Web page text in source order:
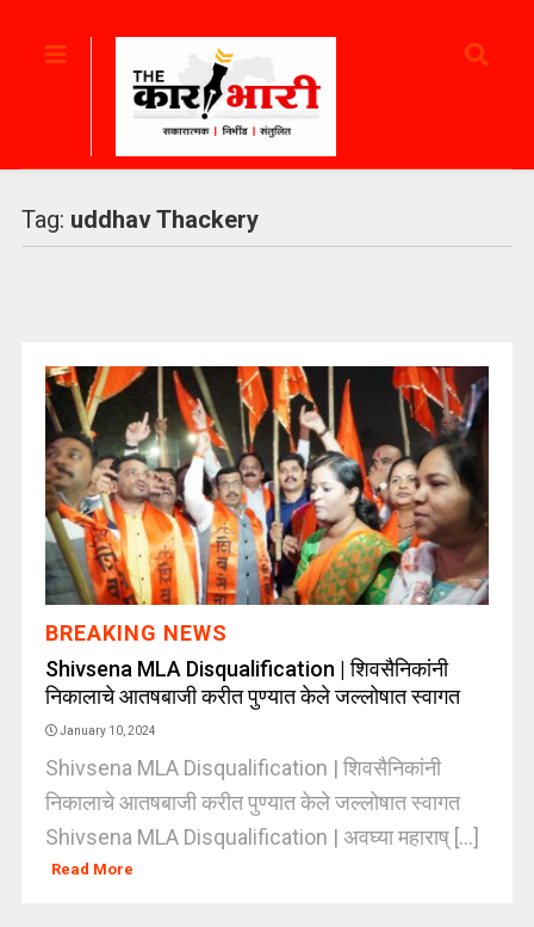
Tag: uddhav Thackery
BREAKING NEWS
Shivsena MLA Disqualification | शिवसैनिकांनी
निकालाचे आतषबाजी करीत पुण्यात केले जल्लोषात स्वागत
January 10, 2024
Shivsena MLA Disqualification | शिवसैनिकांनी
निकालाचे आतषबाजी करीत पुण्यात केले जल्लोषात स्वागत
Shivsena MLA Disqualification | अवघ्या महाराष् [...]
Read More